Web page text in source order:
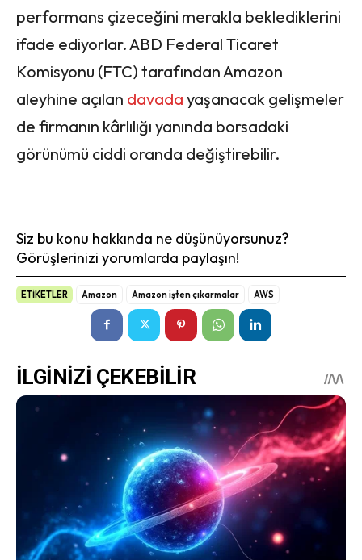
performans çizeceğini merakla beklediklerini
ifade ediyorlar. ABD Federal Ticaret
Komisyonu (FTC) tarafından Amazon
aleyhine açılan davada yaşanacak gelişmeler
de firmanın kârlılığı yanında borsadaki
görünümü ciddi oranda değiştirebilir.
Siz bu konu hakkında ne düşünüyorsunuz?
Görüşlerinizi yorumlarda paylaşın!
ETİKETLER Amazon Amazon işten çıkarmalar AWS